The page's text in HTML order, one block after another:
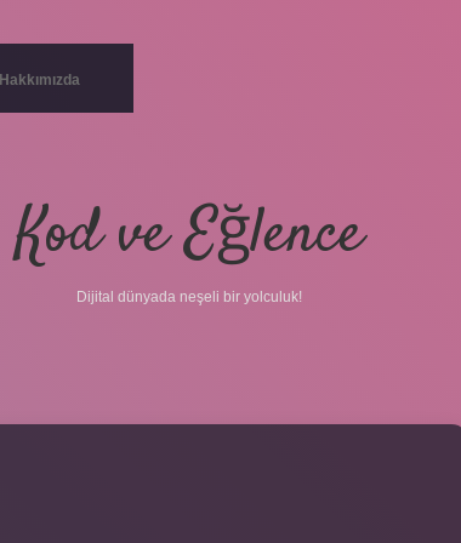
Hakkımızda
Kod ve Eğlence
Dijital dünyada neşeli bir yolculuk!